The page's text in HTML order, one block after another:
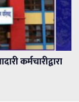
कर्मचारीद्वारा